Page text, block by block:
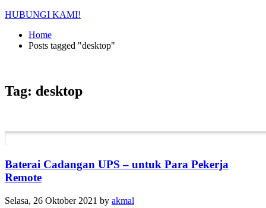
HUBUNGI KAMI!
Home
Posts tagged "desktop"
Tag: desktop
Baterai Cadangan UPS – untuk Para Pekerja
Remote
Selasa, 26 Oktober 2021 by akmal